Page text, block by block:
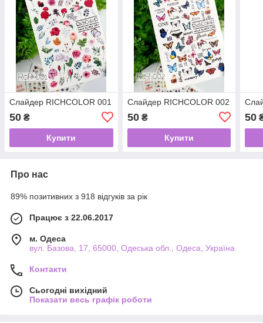
Слайдер RICHCOLOR 001
50 ₴
Купити
Слайдер RICHCOLOR 002
50₴
Купити
50
Про нас
89% позитивних з 918 відгуків за рік
Працює з 22.06.2017
м. Одеса
вул. Базова, 17, 65000, Одеська обл., Одеса, Україна
Контакти
Сьогодні вихідний
Показати весь графік роботи